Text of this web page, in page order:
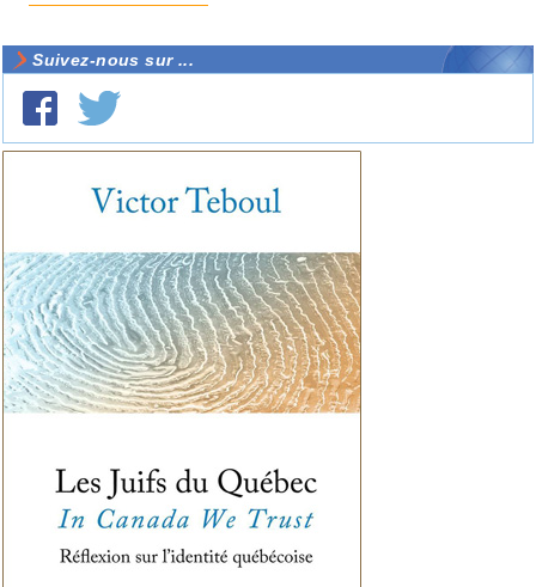
Suivez-nous sur ...